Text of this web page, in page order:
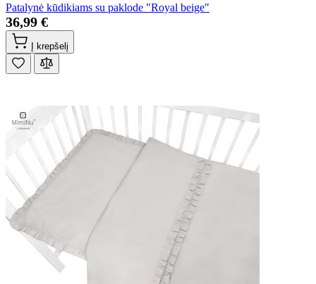
Patalynė kūdikiams su paklode "Royal beige"
36,99 €
Į krepšelį